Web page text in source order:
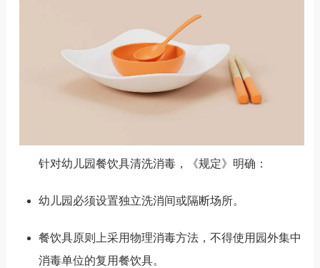
针对幼儿园餐饮具清洗消毒， 《规定》明确 ：
幼儿园必须设置独立洗消间或隔断场所。
餐饮具原则上采用物理消毒方法，不得使用园外集中
消毒单位的复用餐饮具。